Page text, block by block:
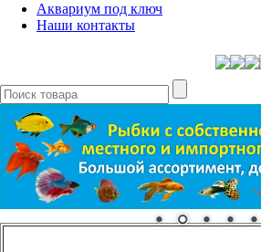
Аквариум под ключ
Наши контакты